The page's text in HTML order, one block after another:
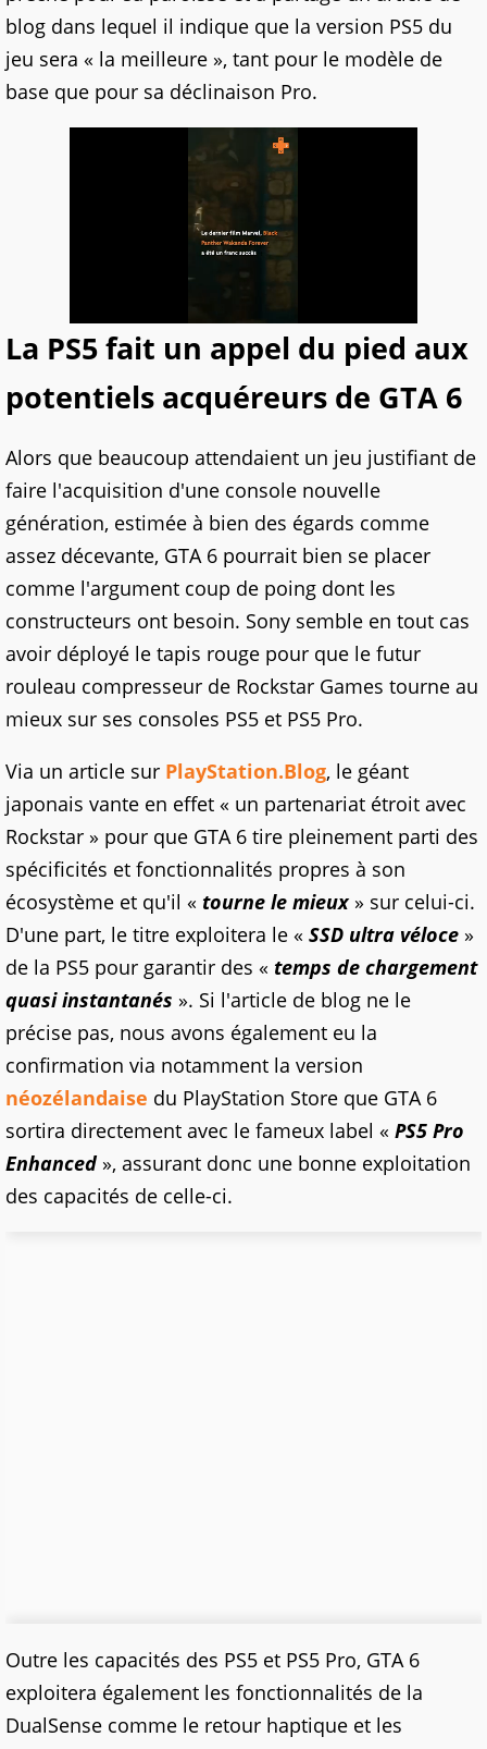
blog dans lequel il indique que la version PS5 du
jeu sera « la meilleure », tant pour le modèle de
base que pour sa déclinaison Pro.
La PS5 fait un appel du pied aux
potentiels acquéreurs de GTA 6
Alors que beaucoup attendaient un jeu justifiant de
faire l'acquisition d'une console nouvelle
génération, estimée à bien des égards comme
assez décevante, GTA 6 pourrait bien se placer
comme l'argument coup de poing dont les
constructeurs ont besoin. Sony semble en tout cas
avoir déployé le tapis rouge pour que le futur
rouleau compresseur de Rockstar Games tourne au
mieux sur ses consoles PS5 et PS5 Pro.
Via un article sur PlayStation.Blog, le géant
japonais vante en effet « un partenariat étroit avec
Rockstar » pour que GTA 6 tire pleinement parti des
spécificités et fonctionnalités propres à son
écosystème et qu'il « tourne le mieux» sur celui-ci.
D'une part, le titre exploitera le « SSD ultra véloce »
de la PS5 pour garantir des « temps de chargement
quasi instantanés ». Si l'article de blog ne le
précise pas, nous avons également eu la
confirmation via notamment la version
néozélandaise du PlayStation Store que GTA 6
sortira directement avec le fameux label « PS5 Pro
Enhanced», assurant donc une bonne exploitation
des capacités de celle-ci.
Outre les capacités des PS5 et PS5 Pro, GTA 6
exploitera également les fonctionnalités de la
DualSense comme le retour haptique et les